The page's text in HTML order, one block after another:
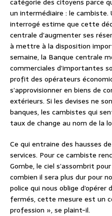
un intermédiaire : le cambiste.
interrogé estime que cette
centrale d’augmenter ses
à mettre à la disposition
semaine, la Banque centrale
commerciales d’importantes
profit des opérateurs
s’approvisionner en biens de
extérieurs. Si les devises ne
banques, les cambistes qui
taux de change au nom de la
Ce qui entraine des hausses
services. Pour ce cambiste
Gombe, le ciel s’assombrit
combien il sera plus dur pour
police qui nous oblige
fermés, cette mesure est un
profession », se plaint-il.